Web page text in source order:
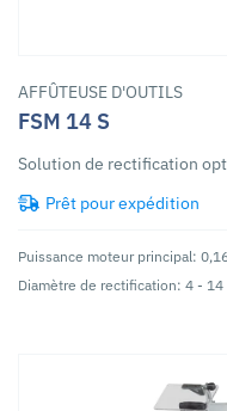
AFFÛTEUSE D'OUTILS
FSM 14 S
Solution de rectification
Prêt pour expédition
Puissance moteur principal:
Diamètre de rectification: 4 - 14